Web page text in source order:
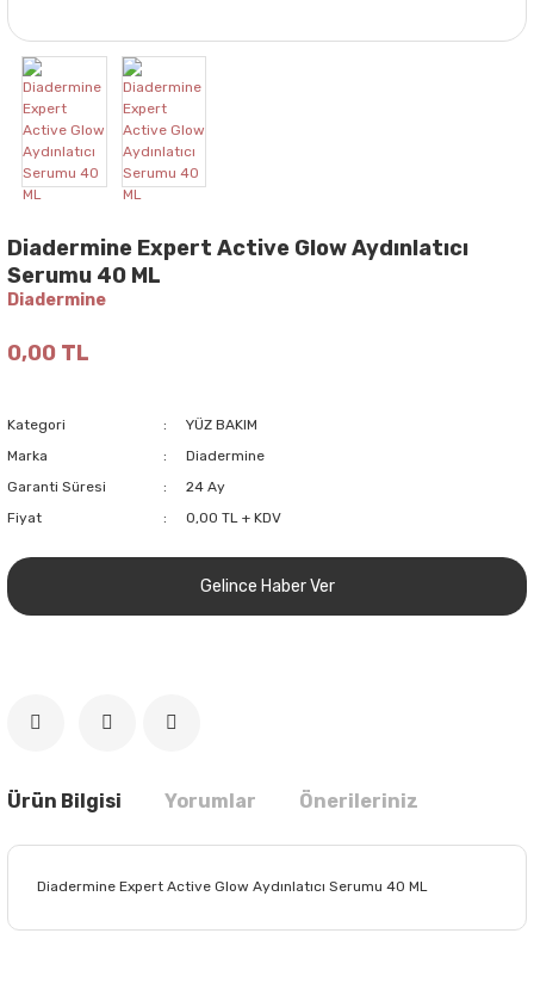
Diadermine Expert Active Glow Aydınlatıcı
Serumu 40 ML
Diadermine
0,00 TL
Kategori
YÜZ BAKIM
Marka
Diadermine
Garanti Süresi
24 Ay
Fiyat
0,00 TL + KDV
Gelince Haber Ver
Ürün Bilgisi Yorumlar Önerileriniz
Diadermine Expert Active Glow Aydınlatıcı Serumu 40 ML